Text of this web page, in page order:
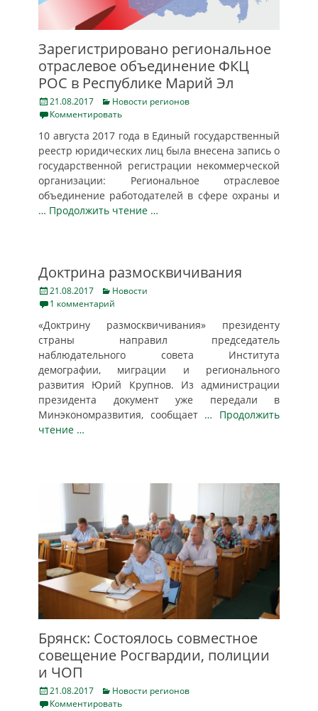
Зарегистрировано региональное
отраслевое объединение ФКЦ
РОС в Республике Марий Эл
Posted
on
21.08.2017 Categories
Новости регионов
Комментировать
10 августа 2017 года в Единый государственный
реестр юридических лиц была внесена запись о
государственной регистрации некоммерческой
организации: Региональное отраслевое
объединение работодателей в сфере охраны и
… Продолжить чтение …
Доктрина размосквичивания
Posted
on
21.08.2017 Categories
Новости
1 комментарий
«Доктрину размосквичивания» президенту
страны направил председатель
наблюдательного совета Института
демографии, миграции и регионального
развития Юрий Крупнов. Из администрации
президента документ уже передали в
Минэкономразвития, сообщает … Продолжить
чтение …
Брянск: Состоялось совместное
совещение Росгвардии, полиции
и ЧОП
Posted
on
21.08.2017 Categories
Новости регионов
Комментировать